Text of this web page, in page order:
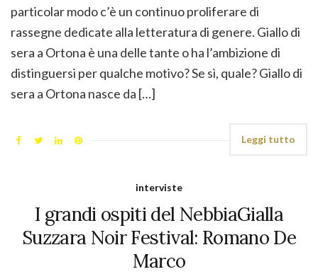
particolar modo c’è un continuo proliferare di
rassegne dedicate alla letteratura di genere. Giallo di
sera a Ortona è una delle tante o ha l’ambizione di
distinguersi per qualche motivo? Se sì, quale? Giallo di
sera a Ortona nasce da […]
Leggi tutto
interviste
I grandi ospiti del NebbiaGialla
Suzzara Noir Festival: Romano De
Marco